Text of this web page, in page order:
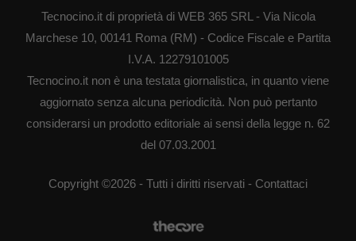
Tecnocino.it di proprietà di WEB 365 SRL - Via Nicola
Marchese 10, 00141 Roma (RM) - Codice Fiscale e Partita
I.V.A. 12279101005
Tecnocino.it non è una testata giornalistica, in quanto viene
aggiornato senza alcuna periodicità. Non può pertanto
considerarsi un prodotto editoriale ai sensi della legge n. 62
del 07.03.2001
Copyright ©2026 - Tutti i diritti riservati - Contattaci